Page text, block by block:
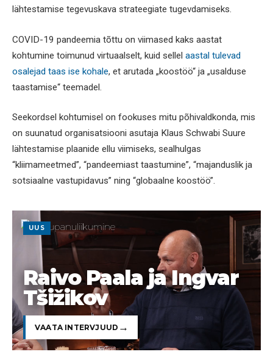
lähtestamise tegevuskava strateegiate tugevdamiseks.
COVID-19 pandeemia tõttu on viimased kaks aastat
kohtumine toimunud virtuaalselt, kuid sellel aastal tulevad
osalejad taas ise kohale, et arutada „koostöö“ ja „usalduse
taastamise“ teemadel.
Seekordsel kohtumisel on fookuses mitu põhivaldkonda, mis
on suunatud organisatsiooni asutaja Klaus Schwabi Suure
lähtestamise plaanide ellu viimiseks, sealhulgas
“kliimameetmed”, “pandeemiast taastumine”, “majanduslik ja
sotsiaalne vastupidavus” ning “globaalne koostöö”.
UUS
Raivo Paala ja Ingvar
Tšižikov
VAATA INTERVJUUD